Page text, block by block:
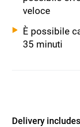
veloce
È possibile
35 minuti
Delivery includes